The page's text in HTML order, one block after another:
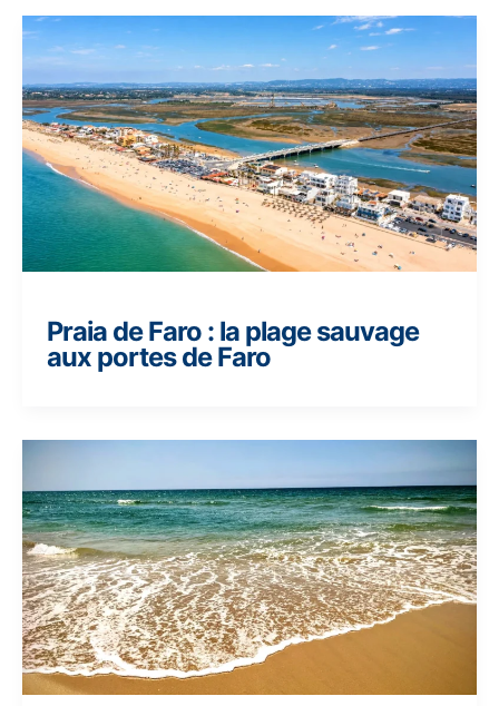
Praia de Faro : la plage sauvage
aux portes de Faro